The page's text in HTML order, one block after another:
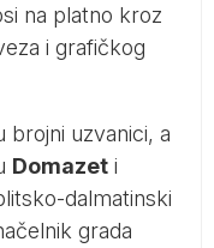
na platno kroz
i grafičkog
brojni uzvanici, a
Domazet i
dalmatinski
grada